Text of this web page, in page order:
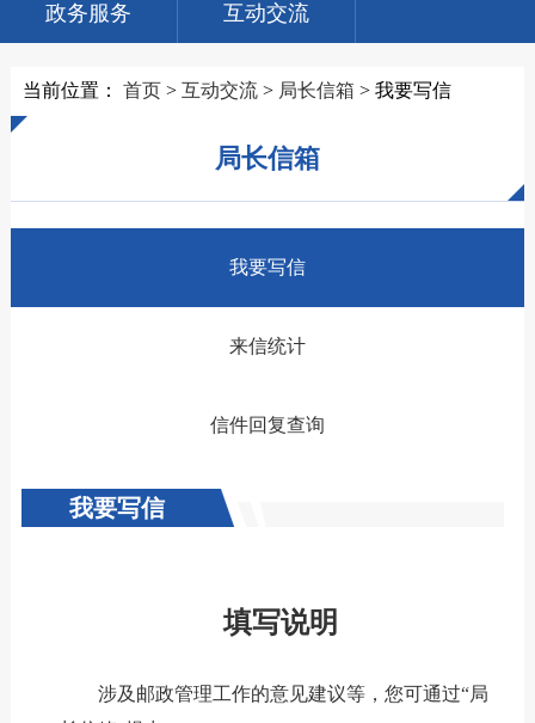
政务服务 互动交流
当前位置： 首页> 互动交流> 局长信箱 > 我要写信
局长信箱
我要写信
来信统计
信件回复查询
我要写信
填写说明
涉及邮政管理工作的意见建议等，您可通过“局